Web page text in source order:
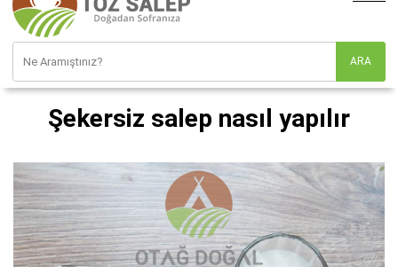
Şekersiz salep nasıl yapılır